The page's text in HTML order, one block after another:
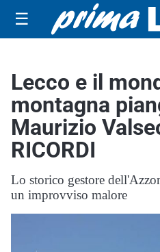
☰
Lecco e il
montagna
Maurizio
RICORDI
Lo storico gestore
un improvviso malore